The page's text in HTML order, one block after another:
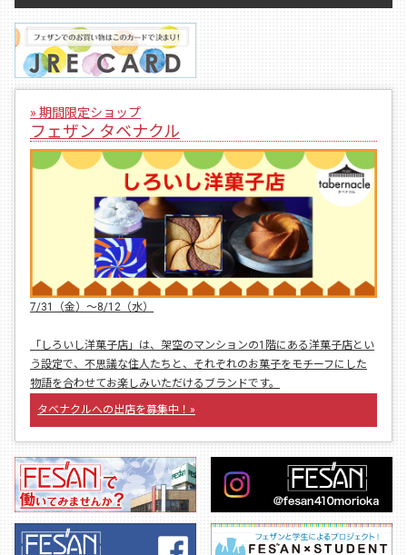
» 期間限定ショップ
フェザン タベナクル
7/31（金）〜8/12（水）
「しろいし洋菓子店」は、架空のマンションの1階にある洋菓子店とい
う設定で、不思議な住人たちと、それぞれのお菓子をモチーフにした
物語を合わせてお楽しみいただけるブランドです。
タベナクルへの出店を募集中！»